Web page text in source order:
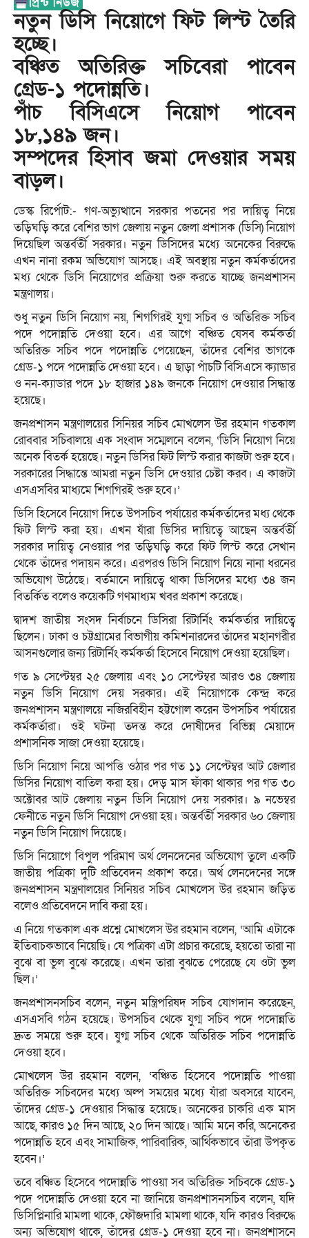
নতুন ডিসি নিয়োগে ফিট লিস্ট তৈরি
হচ্ছে।
বঞ্চিত অতিরিক্ত সচিবেরা পাবেন
গ্রেড-১ পদোন্নতি।
পাঁচ বিসিএসে নিয়োগ পাবেন
১৮,১৪৯ জন।
সম্পদের হিসাব জমা দেওয়ার সময়
বাড়ল।
ডেস্ক রির্পোট:- গণ-অভ্যুত্থানে সরকার পতনের পর দায়িত্ব নিয়ে
তড়িঘড়ি করে বেশির ভাগ জেলায় নতুন জেলা প্রশাসক (ডিসি) নিয়োগ
দিয়েছিল অন্তর্বর্তী সরকার। নতুন ডিসিদের মধ্যে অনেকের বিরুদ্ধে
এখন নানা রকম অভিযোগ আসছে। এই অবস্থায় নতুন কর্মকর্তাদের
মধ্য থেকে ডিসি নিয়োগের প্রক্রিয়া শুরু করতে যাচ্ছে জনপ্রশাসন
মন্ত্রণালয়।
শুধু নতুন ডিসি নিয়োগ নয়, শিগগিরই যুগ্ম সচিব ও অতিরিক্ত সচিব
পদে পদোন্নতি দেওয়া হবে। এর আগে বঞ্চিত যেসব কর্মকর্তা
অতিরিক্ত সচিব পদে পদোন্নতি পেয়েছেন, তাঁদের বেশির ভাগকে
গ্রেড-১ পদে পদোন্নতি দেওয়া হবে। এ ছাড়া পাঁচটি বিসিএসে ক্যাডার
ও নন-ক্যাডার পদে ১৮ হাজার ১৪৯ জনকে নিয়োগ দেওয়ার সিদ্ধান্ত
হয়েছে।
জনপ্রশাসন মন্ত্রণালয়ের সিনিয়র সচিব মোখলেস উর রহমান গতকাল
রোববার সচিবালয়ে এক সংবাদ সম্মেলনে বলেন, ‘ডিসি নিয়োগ নিয়ে
অনেক বিতর্ক হয়েছে। নতুন ডিসির ফিট লিস্ট করার কাজটা শুরু হবে।
সরকারের সিদ্ধান্তে আমরা নতুন ডিসি দেওয়ার চেষ্টা করব। এ কাজটা
এসএসবির মাধ্যমে শিগগিরই শুরু হবে।’
ডিসি হিসেবে নিয়োগ দিতে উপসচিব পর্যায়ের কর্মকর্তাদের মধ্য থেকে
ফিট লিস্ট করা হয়। এখন যাঁরা ডিসির দায়িত্বে আছেন অন্তর্বর্তী
সরকার দায়িত্ব নেওয়ার পর তড়িঘড়ি করে ফিট লিস্ট করে সেখান
থেকে তাঁদের পদায়ন করে। এরপরও ডিসি নিয়োগ নিয়ে নানা ধরনের
অভিযোগ উঠেছে। বর্তমানে দায়িত্বে থাকা ডিসিদের মধ্যে ৩৪ জন
বিতর্কিত বলেও কয়েকটি গণমাধ্যম খবর প্রকাশ করেছে।
দ্বাদশ জাতীয় সংসদ নির্বাচনে ডিসিরা রিটার্নিং কর্মকর্তার দায়িত্বে
ছিলেন। ঢাকা ও চট্টগ্রামের বিভাগীয় কমিশনারদের তাঁদের মহানগরীর
আসনগুলোর জন্য রিটার্নিং কর্মকর্তা হিসেবে নিয়োগ দেওয়া হয়েছিল।
গত ৯ সেপ্টেম্বর ২৫ জেলায় এবং ১০ সেপ্টেম্বর আরও ৩৪ জেলায়
নতুন ডিসি নিয়োগ দেয় সরকার। এই নিয়োগকে কেন্দ্র করে
জনপ্রশাসন মন্ত্রণালয়ে নজিরবিহীন হট্টগোল করেন উপসচিব পর্যায়ের
কর্মকর্তারা। ওই ঘটনা তদন্ত করে দোষীদের বিভিন্ন মেয়াদে
প্রশাসনিক সাজা দেওয়া হয়েছে।
ডিসি নিয়োগ নিয়ে আপত্তি ওঠার পর গত ১১ সেপ্টেম্বর আট জেলার
ডিসির নিয়োগ বাতিল করা হয়। দেড় মাস ফাঁকা থাকার পর গত ৩০
অক্টোবর আট জেলায় নতুন ডিসি নিয়োগ দেয় সরকার। ৯ নভেম্বর
ফেনীতে নতুন ডিসি নিয়োগ দেওয়া হয়। অন্তর্বর্তী সরকার ৬০ জেলায়
নতুন ডিসি নিয়োগ দিয়েছে।
ডিসি নিয়োগে বিপুল পরিমাণ অর্থ লেনদেনের অভিযোগ তুলে একটি
জাতীয় পত্রিকা দুটি প্রতিবেদন প্রকাশ করে। অর্থ লেনদেনের সঙ্গে
জনপ্রশাসন মন্ত্রণালয়ের সিনিয়র সচিব মোখলেস উর রহমান জড়িত
বলেও প্রতিবেদনে দাবি করা হয়।
এ নিয়ে গতকাল এক প্রশ্নে মোখলেস উর রহমান বলেন, ‘আমি এটাকে
ইতিবাচকভাবে নিয়েছি। যে পত্রিকা এটা প্রচার করেছে, হয়তো তারা না
বুঝে বা ভুল বুঝে করেছে। এখন তারা বুঝতে পেরেছে যে ওটা ভুল
ছিল।’
জনপ্রশাসনসচিব বলেন, নতুন মন্ত্রিপরিষদ সচিব যোগদান করেছেন,
এসএসবি গঠন হয়েছে। উপসচিব থেকে যুগ্ম সচিব পদে পদোন্নতি
দ্রুত সময়ে শুরু হবে। যুগ্ম সচিব থেকে অতিরিক্ত সচিব পদোন্নতি
দেওয়া হবে।
মোখলেস উর রহমান বলেন, ‘বঞ্চিত হিসেবে পদোন্নতি পাওয়া
অতিরিক্ত সচিবদের মধ্যে অল্প সময়ের মধ্যে যাঁরা অবসরে যাবেন,
তাঁদের গ্রেড-১ দেওয়ার সিদ্ধান্ত হয়েছে। অনেকের চাকরি এক মাস
আছে, কারও ১৫ দিন আছে, ২০ দিন আছে। আমি মনে করি, অনেকের
পদোন্নতি হবে এবং সামাজিক, পারিবারিক, আর্থিকভাবে তাঁরা উপকৃত
হবেন।’
তবে বঞ্চিত হিসেবে পদোন্নতি পাওয়া সব অতিরিক্ত সচিবকে গ্রেড-১
পদে পদোন্নতি দেওয়া হবে না জানিয়ে জনপ্রশাসনসচিব বলেন, যদি
ডিসিপ্লিনারি মামলা থাকে, ফৌজদারি মামলা থাকে, যদি কারও বিরুদ্ধে
অন্য অভিযোগ থাকে, তাঁদের গ্রেড-১ দেওয়া হবে না। জনপ্রশাসনে